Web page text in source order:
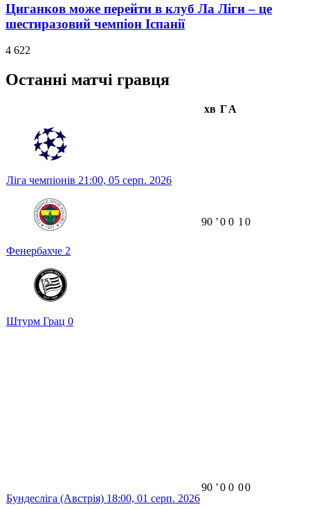
Циганков може перейти в клуб Ла Ліги – це
шестиразовий чемпіон Іспанії
4 622
Останні матчі гравця
хв ГА
Ліга чемпіонів 21:00, 05 серп. 2026
Фенербахче 2
Штурм Грац 0
90 ʼ0 0 1 0
Бундесліга (Австрія) 18:00, 01 серп. 2026
90 ʼ0 0 00